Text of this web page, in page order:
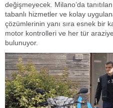
değişmeyecek. Milano’da
tabanlı hizmetler ve kolay
çözümlerinin yanı sıra esnek bir
motor kontrolleri ve her tür
bulunuyor.